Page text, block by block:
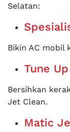
Selatan:
Bikin AC mobil
Tune
Bersihkan
Jet Clean.
Matic